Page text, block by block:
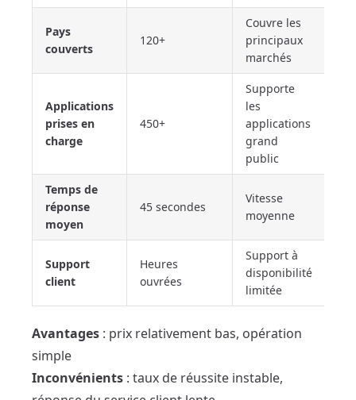
Pays
couverts
120+
Couvre les
principaux
marchés
Applications
prises en
charge
450+
Supporte
les
applications
grand
public
Temps de
réponse
moyen
45 secondes
Vitesse
moyenne
Support
client
Heures
ouvrées
Support à
disponibilité
limitée
Avantages : prix relativement bas, opération
simple
Inconvénients : taux de réussite instable,